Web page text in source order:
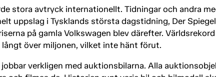
stora avtryck internationellt. Tidningar och andra
uppslag i Tysklands största dagstidning, Der
på gamla Volkswagen blev därefter.
långt över miljonen, vilket inte hänt förut.
verkligen med auktionsbilarna. Alla